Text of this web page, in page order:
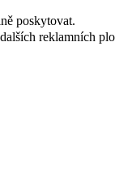
poskytovat.
reklamních